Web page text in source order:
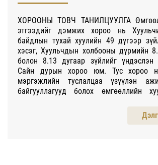
ХОРООНЫ ТОВЧ ТАНИЛЦУУЛГА
этгээдийг дэмжих хороо нь
байдлын тухай хуулийн 49 дүгээр
хэсэг, Хуульчдын холбооны дүрмийн
болон 8.13 дугаар зүйлийг үндэслэн
Сайн дурын хороо юм. Тус хороо
мэргэжлийн туслалцаа үзүүлэн
байгууллагууд болох өмгөөллийн
хууль ёсны ашиг сонирхлыг
хөгжлийг дэмжих, үйл ажиллагааг